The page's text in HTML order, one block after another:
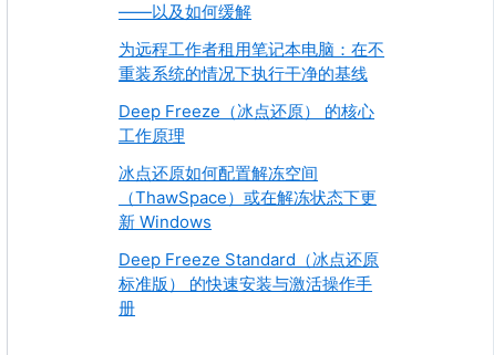
——以及如何缓解
为远程工作者租用笔记本电脑：在不
重装系统的情况下执行干净的基线
Deep Freeze（冰点还原） 的核心
工作原理
冰点还原如何配置解冻空间
（ThawSpace）或在解冻状态下更
新 Windows
Deep Freeze Standard（冰点还原
标准版） 的快速安装与激活操作手
册